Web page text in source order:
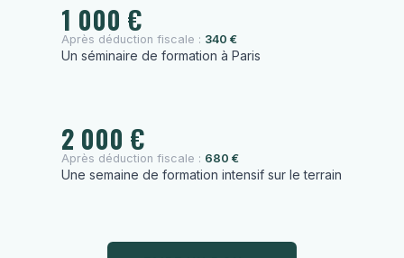
1 000 €
Après déduction fiscale : 340 €
Un séminaire de formation à Paris
2 000 €
Après déduction fiscale : 680 €
Une semaine de formation intensif sur le terrain